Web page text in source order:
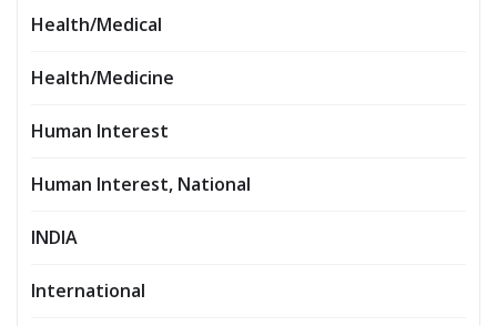
Health/Medical
Health/Medicine
Human Interest
Human Interest, National
INDIA
International